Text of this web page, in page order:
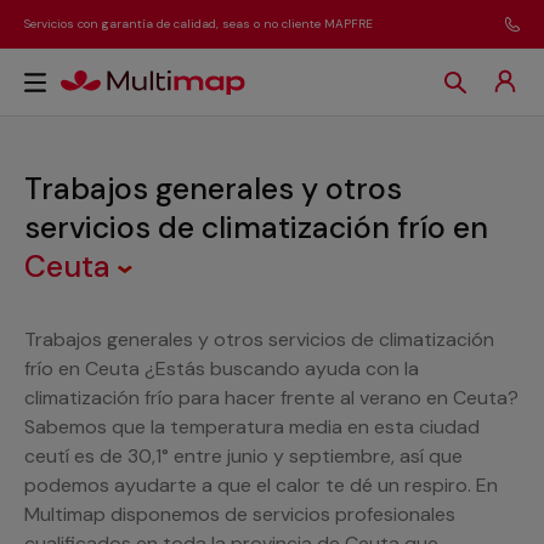
Servicios con garantía de calidad, seas o no cliente MAPFRE
Trabajos generales y otros
servicios de climatización frío en
Ceuta
Trabajos generales y otros servicios de climatización
frío en Ceuta ¿Estás buscando ayuda con la
climatización frío para hacer frente al verano en Ceuta?
Sabemos que la temperatura media en esta ciudad
ceutí es de 30,1° entre junio y septiembre, así que
podemos ayudarte a que el calor te dé un respiro. En
Multimap disponemos de servicios profesionales